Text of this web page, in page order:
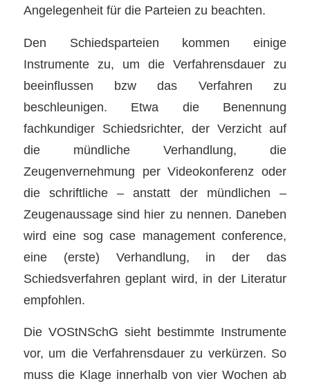
Angelegenheit für die Parteien zu beachten.
Den Schiedsparteien kommen einige
Instrumente zu, um die Verfahrensdauer zu
beeinflussen bzw das Verfahren zu
beschleunigen. Etwa die Benennung
fachkundiger Schiedsrichter, der Verzicht auf
die mündliche Verhandlung, die
Zeugenvernehmung per Videokonferenz oder
die schriftliche – anstatt der mündlichen –
Zeugenaussage sind hier zu nennen. Daneben
wird eine sog case management conference,
eine (erste) Verhandlung, in der das
Schiedsverfahren geplant wird, in der Literatur
empfohlen.
Die VOStNSchG sieht bestimmte Instrumente
vor, um die Verfahrensdauer zu verkürzen. So
muss die Klage innerhalb von vier Wochen ab